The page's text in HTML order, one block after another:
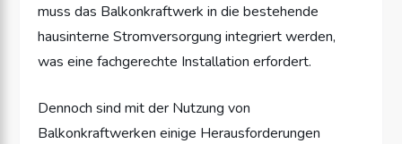
muss das Balkonkraftwerk in die bestehende
hausinterne Stromversorgung integriert werden,
was eine fachgerechte Installation erfordert.
Dennoch sind mit der Nutzung von
Balkonkraftwerken einige Herausforderungen